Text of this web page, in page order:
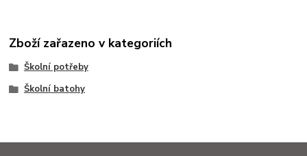
Zboží zařazeno v kategoriích
Školní potřeby
Školní batohy